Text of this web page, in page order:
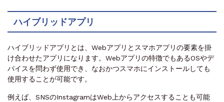
ハイブリッドアプリ
ハイブリッドアプリとは、Webアプリとスマホアプリの要素を掛
け合わせたアプリになります。Webアプリの特徴でもあるOSやデ
バイスを問わず使用でき、なおかつスマホにインストールしても
使用することが可能です。
例えば、SNSのInstagramはWeb上からアクセスすることも可能